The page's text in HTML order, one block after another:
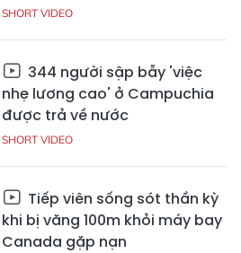
SHORT VIDEO
344 người sập bẫy 'việc
nhẹ lương cao' ở Campuchia
được trả về nước
SHORT VIDEO
Tiếp viên sống sót thần kỳ
khi bị văng 100m khỏi máy bay
Canada gặp nạn